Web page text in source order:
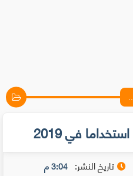
في 2019
تاريخ النشر: 3:04 م